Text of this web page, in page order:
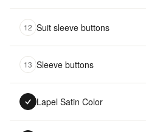
12 Suit sleeve buttons
13 Sleeve buttons
Lapel Satin Color